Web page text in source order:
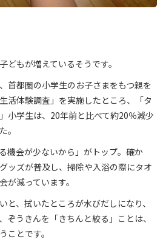
どもが増えているそうです。
首都圏の小学生のお子さまをもつ親を
活体験調査」を実施したところ、「タ
小学生は、20年前と比べて約20％減少
。
機会が少ないから」がトップ。確か
ッズが普及し、掃除や入浴の際にタオ
が減っています。
と、拭いたところが水びだしになり、
ぞうきんを「きちんと絞る」ことは、
ことです。